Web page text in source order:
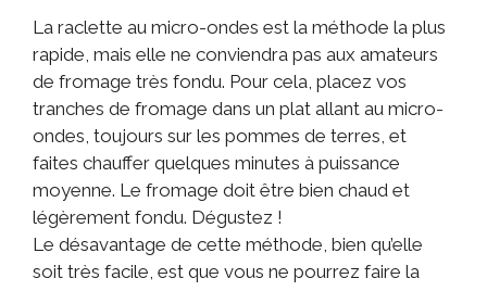
La raclette au micro-ondes est la méthode la plus
rapide, mais elle ne conviendra pas aux amateurs
de fromage très fondu. Pour cela, placez vos
tranches de fromage dans un plat allant au micro-
ondes, toujours sur les pommes de terres, et
faites chauffer quelques minutes à puissance
moyenne. Le fromage doit être bien chaud et
légèrement fondu. Dégustez !
Le désavantage de cette méthode, bien qu’elle
soit très facile, est que vous ne pourrez faire la